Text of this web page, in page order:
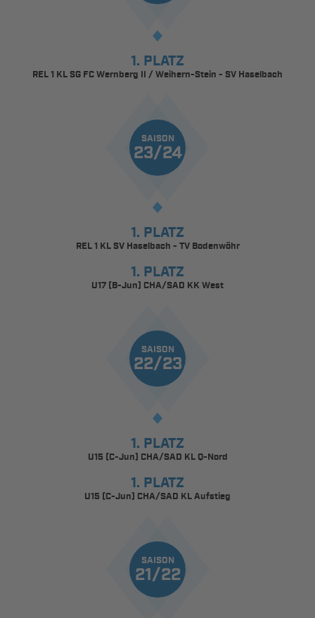
1. PLATZ
REL 1 KL SG FC Wernberg II / Weihern-Stein - SV Haselbach
SAISON
23/24
1. PLATZ
REL 1 KL SV Haselbach - TV Bodenwöhr
1. PLATZ
U17 (B-Jun) CHA/SAD KK West
SAISON
22/23
1. PLATZ
U15 (C-Jun) CHA/SAD KL Q-Nord
1. PLATZ
U15 (C-Jun) CHA/SAD KL Aufstieg
SAISON
21/22